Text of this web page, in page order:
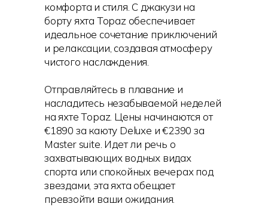
комфорта и стиля. С джакузи на
борту яхта Topaz обеспечивает
идеальное сочетание приключений
и релаксации, создавая атмосферу
чистого наслаждения.
Отправляйтесь в плавание и
насладитесь незабываемой неделей
на яхте Topaz. Цены начинаются от
€1890 за каюту Deluxe и €2390 за
Master suite. Идет ли речь о
захватывающих водных видах
спорта или спокойных вечерах под
звездами, эта яхта обещает
превзойти ваши ожидания.